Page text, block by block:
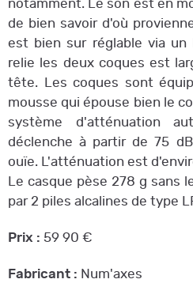
notamment. Le son est en
de bien savoir d'où
est bien sur réglable via un
relie les deux coques est
tête. Les coques sont
mousse qui épouse bien le
système d'atténuation
déclenche à partir de 75
ouïe. L'atténuation est
Le casque pèse 278 g sans
par 2 piles alcalines de type
Prix : 59 90 €
Fabricant : Num'axes